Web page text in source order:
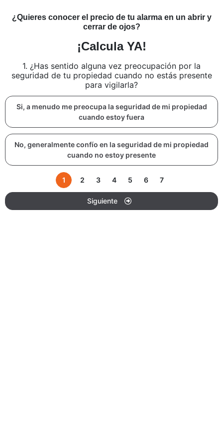
¿Quieres conocer el precio de tu alarma en un abrir y
cerrar de ojos?
¡Calcula YA!
1. ¿Has sentido alguna vez preocupación por la
seguridad de tu propiedad cuando no estás presente
para vigilarla?
Si, a menudo me preocupa la seguridad de mi propiedad
cuando estoy fuera
No, generalmente confío en la seguridad de mi propiedad
cuando no estoy presente
Siguiente
1 2 3 4 5 6 7